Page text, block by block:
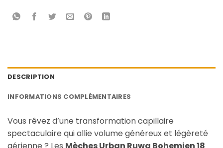
DESCRIPTION
INFORMATIONS COMPLÉMENTAIRES
Vous rêvez d’une transformation capillaire
spectaculaire qui allie volume généreux et légèreté
aérienne ? Les Mèches Urban Ruwa Bohemien 18